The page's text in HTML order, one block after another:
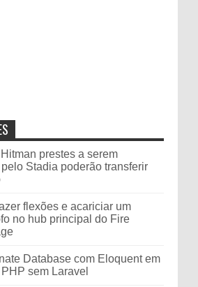
prestes a serem
Stadia poderão transferir
flexões e acariciar um
no hub principal do Fire
Database com Eloquent em
sem Laravel